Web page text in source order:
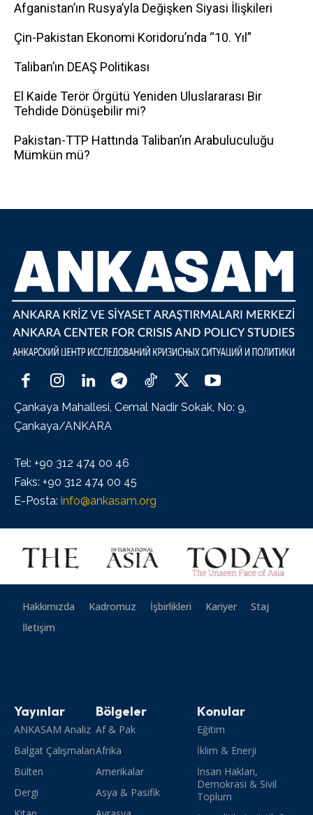
Afganistan’ın Rusya’yla Değişken Siyasi İlişkileri
Çin-Pakistan Ekonomi Koridoru’nda “10. Yıl”
Taliban’ın DEAŞ Politikası
El Kaide Terör Örgütü Yeniden Uluslararası Bir
Tehdide Dönüşebilir mi?
Pakistan-TTP Hattında Taliban’ın Arabuluculuğu
Mümkün mü?
Çankaya Mahallesi, Cemal Nadir Sokak, No: 9,
Çankaya/ANKARA
Tel: +90 312 474 00 46
Faks: +90 312 474 00 45
E-Posta: info@ankasam.org
Hakkımızda Kadromuz İşbirlikleri Kariyer
Staj
İletişim
Yayınlar
ANKASAM Analiz
Balgat Çalışmaları
Bülten
Dergi
Bölgeler
Af & Pak
Afrika
Amerikalar
Asya & Pasifik
Konular
Eğitim
İklim & Enerji
İnsan Hakları,
Demokrasi & Sivil
Toplum